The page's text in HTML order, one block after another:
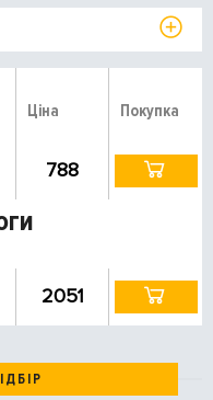
Ціна Покупка
788
2051